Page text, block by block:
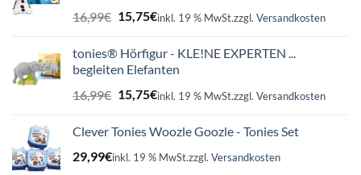
16,99€ Ursprünglicher
16,99€
15,75€Aktueller
15,75€.
inkl. 19 % MwSt.zzgl. Versandkosten
tonies® Hörfigur - KLE!NE EXPERTEN ...
begleiten Elefanten
16,99€ Ursprünglicher
16,99€
15,75€Aktueller
15,75€.
inkl. 19 % MwSt.zzgl. Versandkosten
Clever Tonies Woozle Goozle - Tonies Set
29,99€inkl. 19 % MwSt.zzgl. Versandkosten